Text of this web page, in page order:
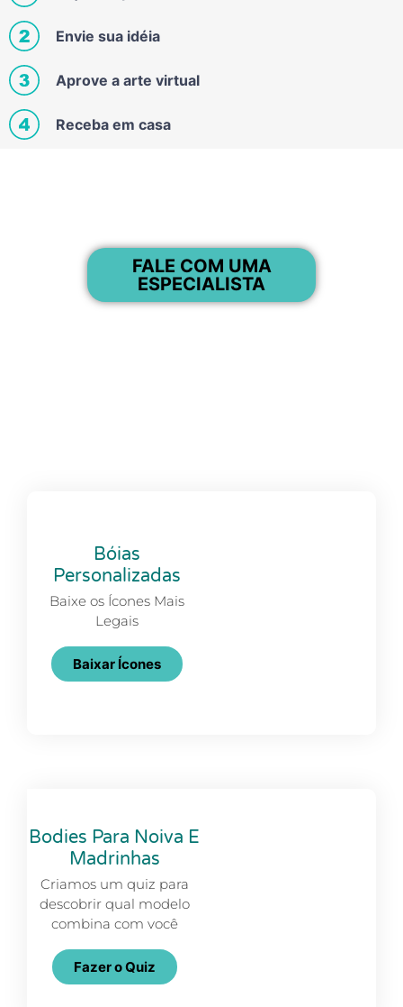
Envie sua idéia
Aprove a arte virtual
Receba em casa
FALE COM UMA
ESPECIALISTA
Bóias
Personalizadas
Baixe os Ícones Mais
Legais
Baixar Ícones
Bodies Para Noiva E
Madrinhas
Criamos um quiz para
descobrir qual modelo
combina com você
Fazer o Quiz